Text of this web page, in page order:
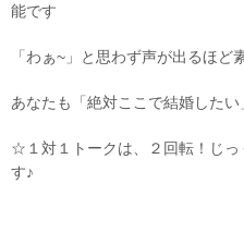
能です
「わぁ~」と思わず声が出るほど
あなたも「絶対ここで結婚した
☆１対１トークは、２回転！じっ
す♪